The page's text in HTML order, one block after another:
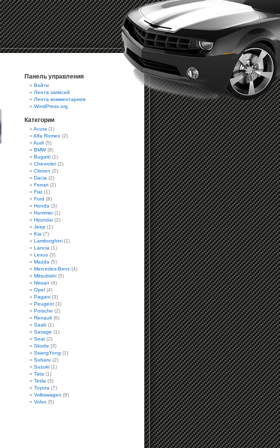
Панель управления
Войти
Лента записей
Лента комментариев
WordPress.org
Категории
Acura (1)
Alfa Romeo (2)
Audi (5)
BMW(8)
Bugatti (1)
Chevrolet (2)
Citroen (2)
Dacia (2)
Ferrari (2)
Fiat (1)
Ford (8)
Honda (3)
Hummer(1)
Hyundai (2)
Jeep (1)
Kia (7)
Lamborghini (1)
Lancia (1)
Lexus (3)
Mazda (5)
Mercedes-Benz (4)
Mitsubishi (5)
Nissan (4)
Opel (4)
Pagani (3)
Peugeot (3)
Porsche (2)
Renault (6)
Saab (1)
Savage (1)
Seat (2)
Skoda (3)
SsangYong (1)
Subaru (2)
Suzuki (1)
Tata (1)
Tesla (3)
Toyota (7)
Volkswagen (9)
Volvo (5)